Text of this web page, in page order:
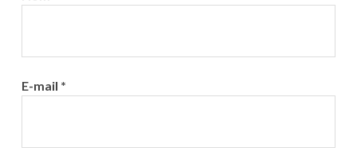
E-mail *